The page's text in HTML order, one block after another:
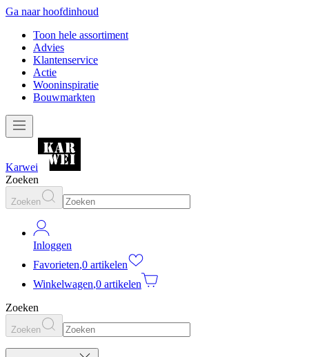
Ga naar hoofdinhoud
Toon hele assortiment
Advies
Klantenservice
Actie
Wooninspiratie
Bouwmarkten
Karwei
Zoeken
Zoeken
Inloggen
Favorieten,0 artikelen
Winkelwagen,0 artikelen
Zoeken
Zoeken